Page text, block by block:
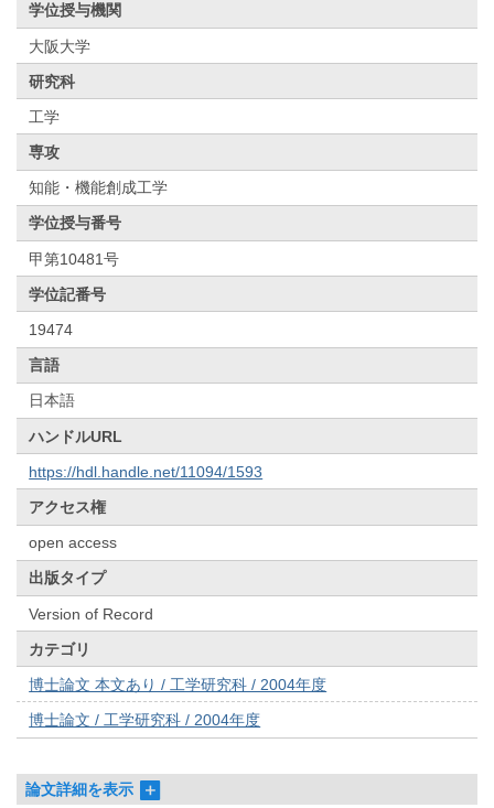
学位授与機関
大阪大学
研究科
工学
専攻
知能・機能創成工学
学位授与番号
甲第10481号
学位記番号
19474
言語
日本語
ハンドルURL
https://hdl.handle.net/11094/1593
アクセス権
open access
出版タイプ
Version of Record
カテゴリ
博士論文 本文あり / 工学研究科 / 2004年度
博士論文 / 工学研究科 / 2004年度
論文詳細を表示